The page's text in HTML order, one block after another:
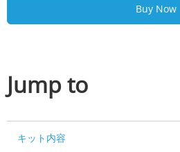
Buy Now
Jump to
キット内容